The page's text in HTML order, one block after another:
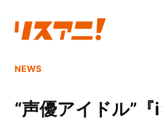
NEWS
“声優アイドル”